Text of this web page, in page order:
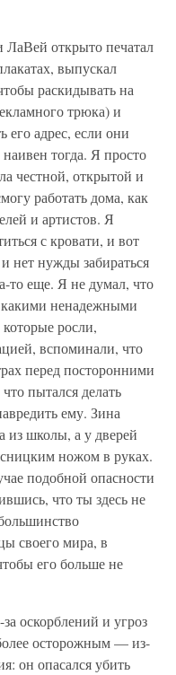
ЛаВей открыто печатал
выпускал
раскидывать на
трюка) и
его адрес, если они
тогда. Я просто
честной, открытой и
работать дома, как
и артистов. Я
с кровати, и вот
нет нужды забираться
то еще. Я не думал, что
ненадежными
росли,
вспоминали, что
перед посторонними
пытался делать
ему. Зина
школы, а у дверей
ножом в руках.
подобной опасности
что ты здесь не
своего мира, в
его больше не
оскорблений и угроз
осторожным — из-
он опасался убить